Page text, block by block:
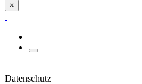
×
Datenschutz